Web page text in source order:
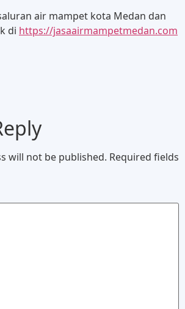
air mampet kota Medan dan
di https://jasaairmampetmedan.com
will not be published. Required fields